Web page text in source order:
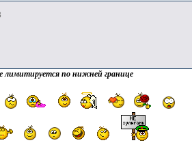
лимитируется по нижней границе